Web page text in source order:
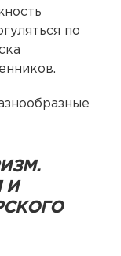
по
И